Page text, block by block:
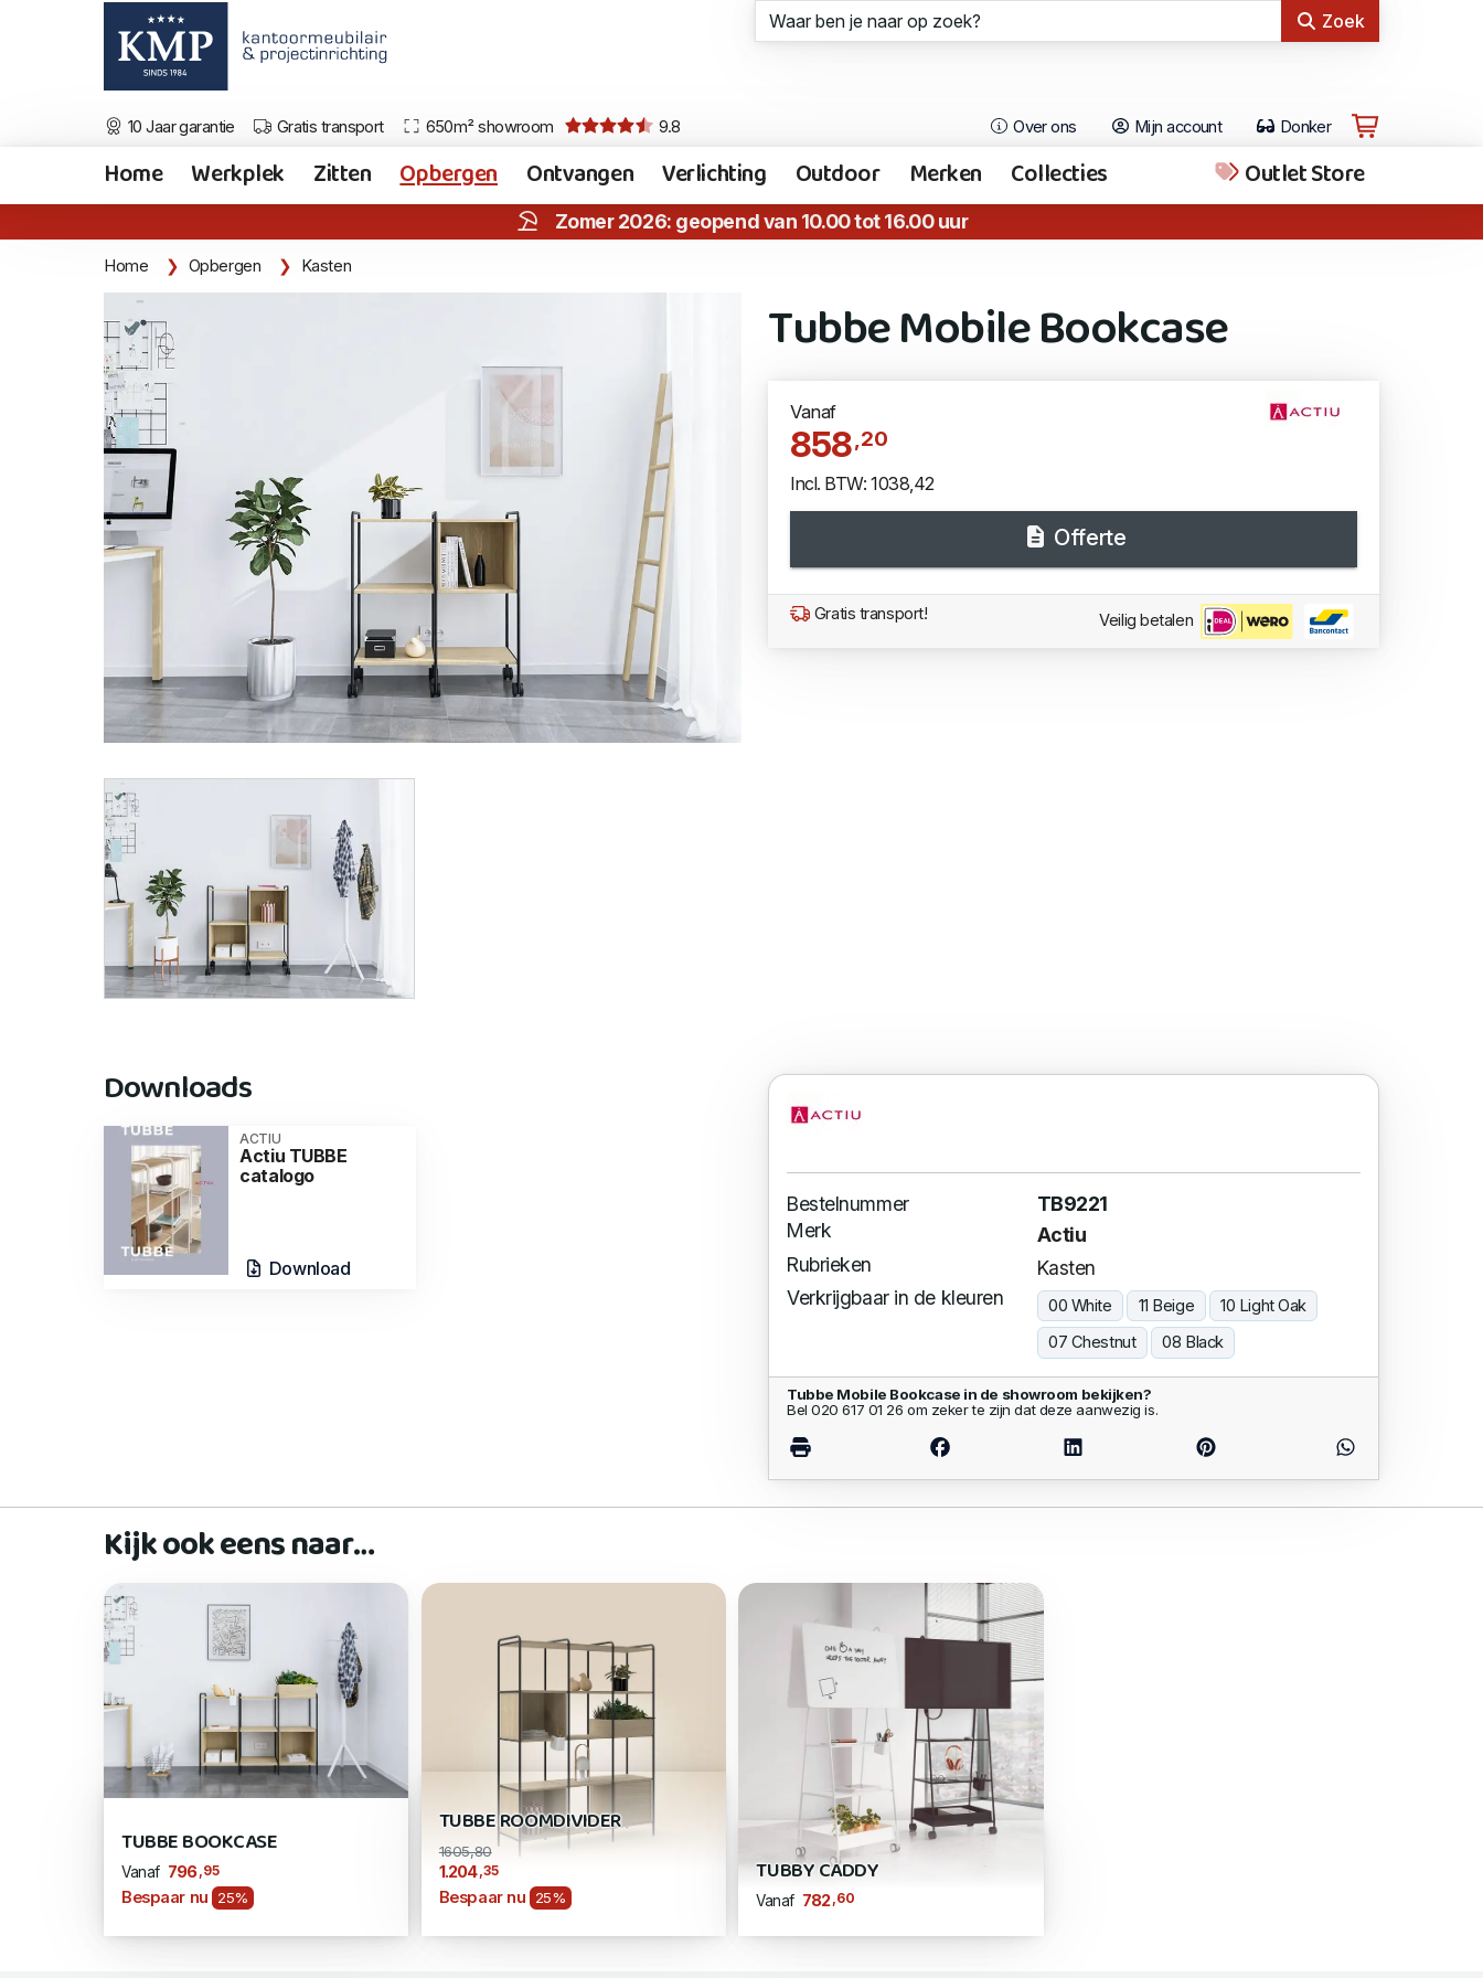
Zoek
10 Jaar garantie Gratis transport 650m² showroom 9.8 Over ons Mijn account Donker
Home Werkplek Zitten Opbergen Ontvangen Verlichting Outdoor Merken Collecties Outlet Store
Zomer 2026: geopend van 10.00 tot 16.00 uur
Home Opbergen Kasten
Tubbe Mobile Bookcase
Vanaf
858,20
Incl. BTW: 1038,42
Offerte
Gratis transport! Veilig betalen
Downloads
ACTIU
Actiu TUBBE
catalogo
Download
Bestelnummer
TB9221
Merk
Actiu
Rubrieken
Kasten
Verkrijgbaar in de kleuren
00 White 11 Beige
10 Light Oak
07 Chestnut
08 Black
Tubbe Mobile Bookcase in de showroom bekijken?
Bel 020 617 01 26 om zeker te zijn dat deze aanwezig is.
Kijk ook eens naar…
TUBBE BOOKCASE
Vanaf 796 ,95
Bespaar nu 25%
TUBBE ROOMDIVIDER
1605,80
1.204 ,35
Bespaar nu 25%
TUBBY CADDY
Vanaf 782,60